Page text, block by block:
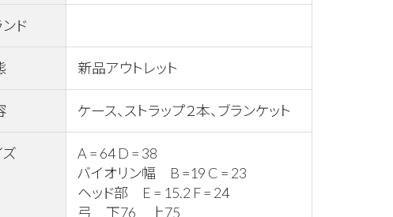
ド
新品アウトレット
ケース、ストラップ２本、ブランケット
ズ
A = 64 D = 38
バイオリン幅 B =19 C = 23
ヘッド部 E = 15.2 F = 24
弓 下76 上75